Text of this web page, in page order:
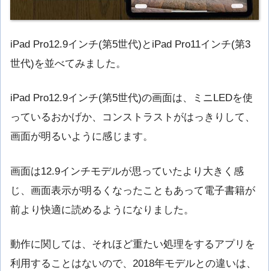
iPad Pro12.9インチ(第5世代)とiPad Pro11インチ(第3
世代)を並べてみました。
iPad Pro12.9インチ(第5世代)の画面は、ミニLEDを使
っているおかげか、コンストラストがはっきりして、
画面が明るいように感じます。
画面は12.9インチモデルが思っていたより大きく感
じ、画面表示が明るくなったこともあって電子書籍が
前より快適に読めるようになりました。
動作に関しては、それほど重たい処理をするアプリを
利用することはないので、2018年モデルとの違いは、